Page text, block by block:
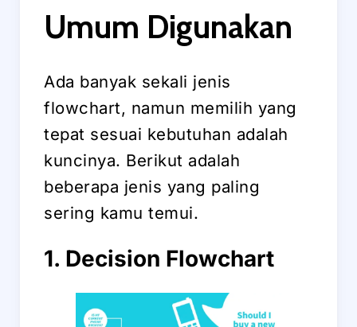
Umum Digunakan
Ada banyak sekali jenis
flowchart, namun memilih yang
tepat sesuai kebutuhan adalah
kuncinya. Berikut adalah
beberapa jenis yang paling
sering kamu temui.
1. Decision Flowchart